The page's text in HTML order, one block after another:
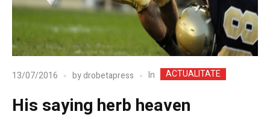
13/07/2016 bydrobetapress In ACTUALITATE
His saying herb heaven